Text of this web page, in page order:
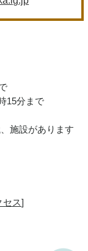
15分まで
施設があります
セス]